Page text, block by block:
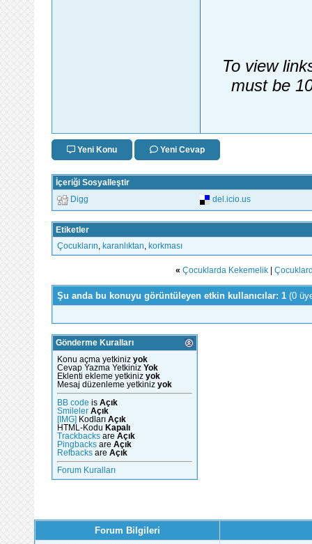
To view
must be
Yeni Konu Yeni Cevap
İçeriği Sosyalleştir
Digg del.icio.us
Etiketler
Çocukların
karanlıktan korkması
« Çocuklarda Kekemelik
Şu anda bu konuyu görüntüleyen etkin kullanıcılar: 1 (0
Gönderme Kuralları
Konu açma yetkiniz yok
Cevap Yazma Yetkiniz Yok
Eklenti ekleme yetkiniz yok
Mesaj düzenleme yetkiniz yok
BB code is Açık
Smileler Açık
[IMG] Kodları Açık
HTML-Kodu Kapalı
Trackbacks are Açık
Pingbacks are Açık
Refbacks are Açık
Forum Kuralları
Forum Bilgileri